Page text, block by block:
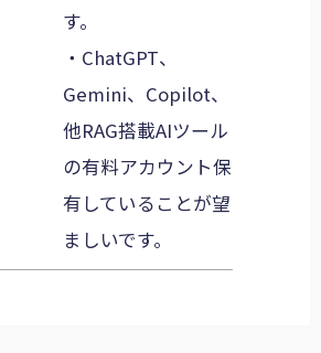
す。
・ChatGPT、
Gemini、Copilot、
他RAG搭載AIツール
の有料アカウント保
有していることが望
ましいです。